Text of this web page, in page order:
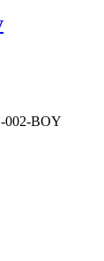
002-BOY